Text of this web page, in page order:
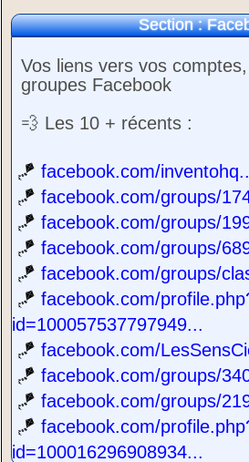
Section :
Vos liens vers vos
groupes Facebook
💨 Les 10 + récents :
🪁facebook.com/
🪁facebook.com/groups/
🪁facebook.com/groups/
🪁facebook.com/groups/
🪁facebook.com/groups/
🪁facebook.com/
id=100057537797949...
🪁facebook.com/
🪁facebook.com/groups/
🪁facebook.com/groups/
🪁facebook.com/
id=100016296908934...